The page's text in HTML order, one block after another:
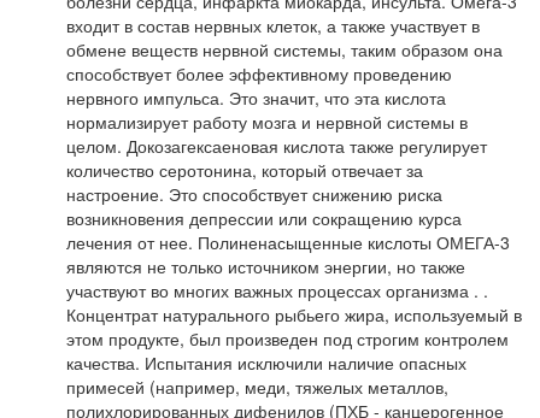
входит в состав нервных клеток, а также участвует в
обмене веществ нервной системы, таким образом она
способствует более эффективному проведению
нервного импульса. Это значит, что эта кислота
нормализирует работу мозга и нервной системы в
целом. Докозагексаеновая кислота также регулирует
количество серотонина, который отвечает за
настроение. Это способствует снижению риска
возникновения депрессии или сокращению курса
лечения от нее. Полиненасыщенные кислоты ОМЕГА-3
являются не только источником энергии, но также
участвуют во многих важных процессах организма . .
Концентрат натурального рыбьего жира, используемый в
этом продукте, был произведен под строгим контролем
качества. Испытания исключили наличие опасных
примесей (например, меди, тяжелых металлов,
полихлорированных дифенилов (ПХБ - канцерогенное